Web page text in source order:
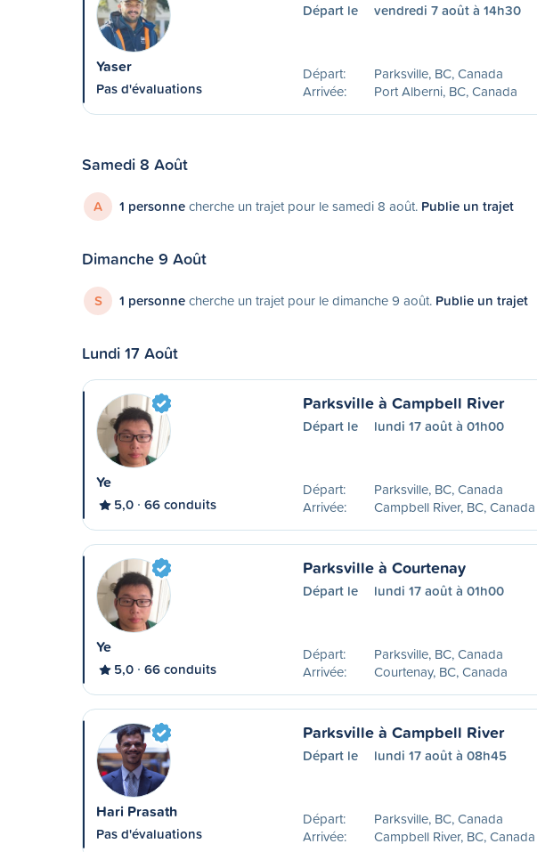
Yaser
Pas d'évaluations
Départ le vendredi 7 août à 14h30
Départ:
Parksville, BC, Canada
Arrivée:
Port Alberni, BC, Canada
Samedi 8 Août
A 1 personnecherche un trajet pour le samedi 8 août. Publie un trajet
Dimanche 9 Août
S 1 personnecherche un trajet pour le dimanche 9 août. Publie un trajet
Lundi 17 Août
Ye
5,0 66 conduits
Parksville à Campbell River
Départ le lundi 17 août à 01h00
Départ:
Parksville, BC, Canada
Arrivée:
Campbell River, BC, Canada
Ye
5,0 66 conduits
Parksville à Courtenay
Départ le lundi 17 août à 01h00
Départ:
Parksville, BC, Canada
Arrivée:
Courtenay, BC, Canada
Hari Prasath
Pas d'évaluations
Parksville à Campbell River
Départ le lundi 17 août à 08h45
Départ:
Parksville, BC, Canada
Arrivée:
Campbell River, BC, Canada